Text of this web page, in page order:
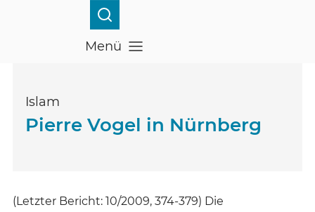
Menü
Menü öffnen
Islam
Pierre Vogel in Nürnberg
(Letzter Bericht: 10/2009, 374-379) Die